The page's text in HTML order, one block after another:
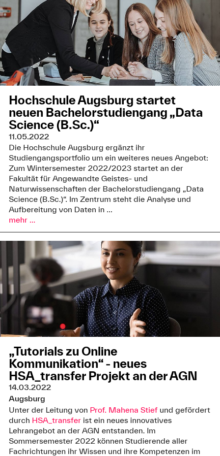
Hochschule Augsburg startet
neuen Bachelorstudiengang „Data
Science (B.Sc.)“
11.05.2022
Die Hochschule Augsburg ergänzt ihr
Studiengangsportfolio um ein weiteres neues Angebot:
Zum Wintersemester 2022/2023 startet an der
Fakultät für Angewandte Geistes- und
Naturwissenschaften der Bachelorstudiengang „Data
Science (B.Sc.)“. Im Zentrum steht die Analyse und
Aufbereitung von Daten in ...
mehr ...
„Tutorials zu Online
Kommunikation“ - neues
HSA_transfer Projekt an der AGN
14.03.2022
Augsburg
Unter der Leitung von Prof. Mahena Stiefund gefördert
durch HSA_transferist ein neues innovatives
Lehrangebot an der AGN entstanden. Im
Sommersemester 2022 können Studierende aller
Fachrichtungen ihr Wissen und ihre Kompetenzen im